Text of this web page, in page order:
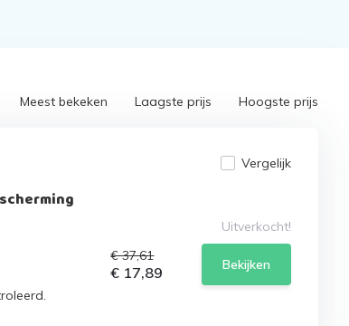
Meest bekeken Laagste prijs Hoogste prijs
Vergelijk
Uitverkocht!
€ 37,61
€ 17,89 Bekijken